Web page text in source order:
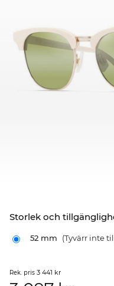
Storlek och
52 mm (Tyvärr inte
Rek. pris 3 441 kr